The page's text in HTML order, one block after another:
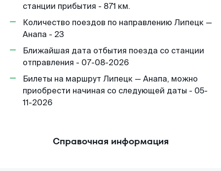
станции прибытия - 871 км.
Количество поездов по направлению Липецк —
Анапа - 23
Ближайшая дата отбытия поезда со станции
отправления - 07-08-2026
Билеты на маршрут Липецк — Анапа, можно
приобрести начиная со следующей даты - 05-
11-2026
Справочная информация